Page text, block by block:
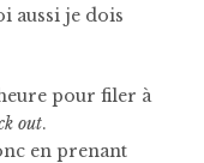
aussi je dois
pour filer à
out.
en prenant